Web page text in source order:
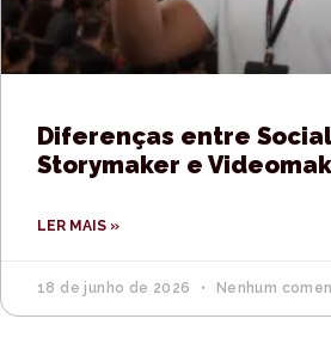
Diferenças entre
Storymaker e
LER MAIS »
18 de junho de 2026 Nenhum